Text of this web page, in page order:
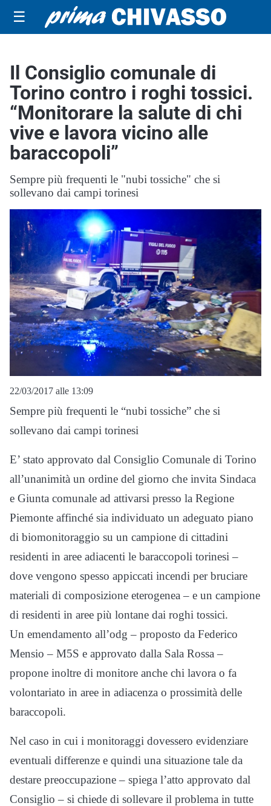
☰
Il Consiglio comunale di
Torino contro i roghi tossici.
“Monitorare la salute di chi
vive e lavora vicino alle
baraccopoli”
Sempre più frequenti le "nubi tossiche" che si
sollevano dai campi torinesi
22/03/2017 alle 13:09
Sempre più frequenti le “nubi tossiche” che si
sollevano dai campi torinesi
E’ stato approvato dal Consiglio Comunale di Torino
all’unanimità un ordine del giorno che invita Sindaca
e Giunta comunale ad attivarsi presso la Regione
Piemonte affinché sia individuato un adeguato piano
di biomonitoraggio su un campione di cittadini
residenti in aree adiacenti le baraccopoli torinesi –
dove vengono spesso appiccati incendi per bruciare
materiali di composizione eterogenea – e un campione
di residenti in aree più lontane dai roghi tossici.
Un emendamento all’odg – proposto da Federico
Mensio – M5S e approvato dalla Sala Rossa –
propone inoltre di monitore anche chi lavora o fa
volontariato in aree in adiacenza o prossimità delle
baraccopoli.
Nel caso in cui i monitoraggi dovessero evidenziare
eventuali differenze e quindi una situazione tale da
destare preoccupazione – spiega l’atto approvato dal
Consiglio – si chiede di sollevare il problema in tutte